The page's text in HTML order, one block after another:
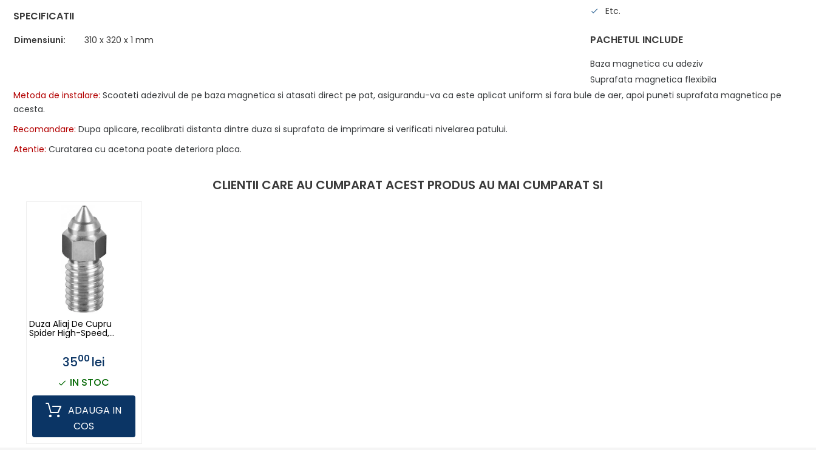
SPECIFICATII
Dimensiuni: 310 x 320 x 1 mm
Etc.
PACHETUL INCLUDE
Baza magnetica cu adeziv
Suprafata magnetica flexibila
Metoda de instalare: Scoateti adezivul de pe baza magnetica si atasati direct pe pat, asigurandu-va ca este aplicat uniform si fara bule de aer, apoi puneti suprafata magnetica pe
acesta.
Recomandare: Dupa aplicare, recalibrati distanta dintre duza si suprafata de imprimare si verificati nivelarea patului.
Atentie: Curatarea cu acetona poate deteriora placa.
CLIENTII CARE AU CUMPARAT ACEST PRODUS AU MAI CUMPARAT SI
Duza Aliaj De Cupru
Spider High-Speed,
0.6mm - Creality
3500 lei
IN STOC
ADAUGA IN
COS